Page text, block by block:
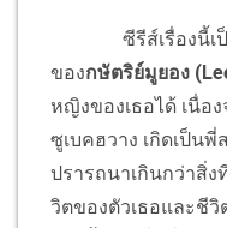
ซีรีส์เรื่องนี้เป็น
ของกษัตริย์มูยอง
หญิงของเธอได้ เนื่อ
ซูเบคฮวาง เกิดเป็น
ปรารถนาเกินกว่าสิ่
วิตของตัวเธอและชี